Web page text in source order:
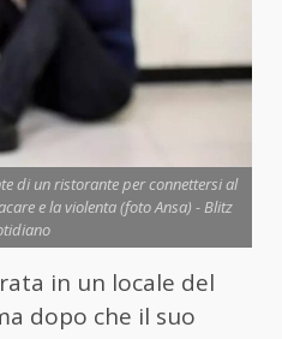
di un ristorante per connettersi al
e la violenta (foto Ansa) - Blitz
in un locale del
dopo che il suo